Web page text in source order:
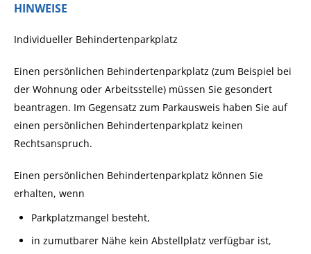
HINWEISE
Individueller Behindertenparkplatz
Einen persönlichen Behindertenparkplatz (zum Beispiel bei
der Wohnung oder Arbeitsstelle) müssen Sie gesondert
beantragen. Im Gegensatz zum Parkausweis haben Sie auf
einen persönlichen Behindertenparkplatz keinen
Rechtsanspruch.
Einen persönlichen Behindertenparkplatz können Sie
erhalten, wenn
Parkplatzmangel besteht,
in zumutbarer Nähe kein Abstellplatz verfügbar ist,